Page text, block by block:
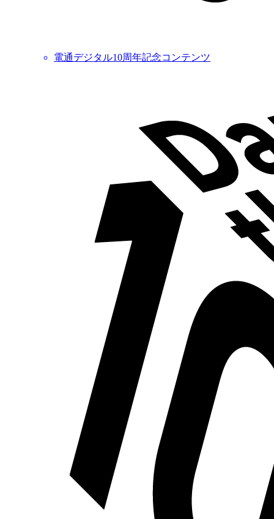
電通デジタル10周年記念コンテンツ